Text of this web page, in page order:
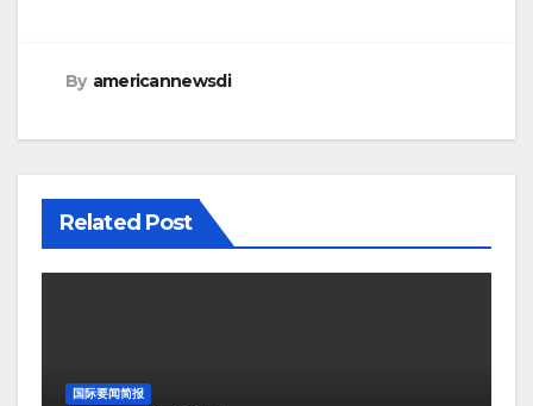
By americannewsdi
Related Post
国际要闻简报